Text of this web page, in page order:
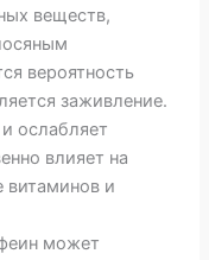
веществ,
вероятность
заживление.
ослабляет
влияет на
витаминов и
может